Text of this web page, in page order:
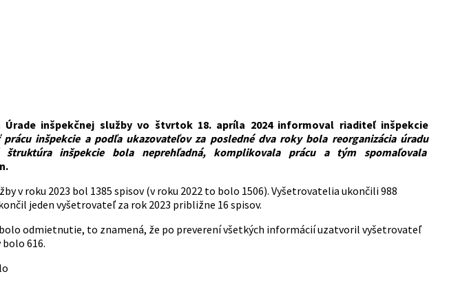
inšpekčnej služby vo štvrtok 18. apríla 2024 informoval riaditeľ inšpekcie
inšpekcie a podľa ukazovateľov za posledné dva roky bola reorganizácia úradu
štruktúra inšpekcie bola neprehľadná, komplikovala prácu a tým spomaľovala
v roku 2023 bol 1385 spisov (v roku 2022 to bolo 1506). Vyšetrovatelia ukončili 988
jeden vyšetrovateľ za rok 2023 približne 16 spisov.
odmietnutie, to znamená, že po preverení všetkých informácií uzatvoril vyšetrovateľ
616.